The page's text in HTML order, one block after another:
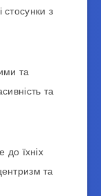
з
та
та
до їхніх
та